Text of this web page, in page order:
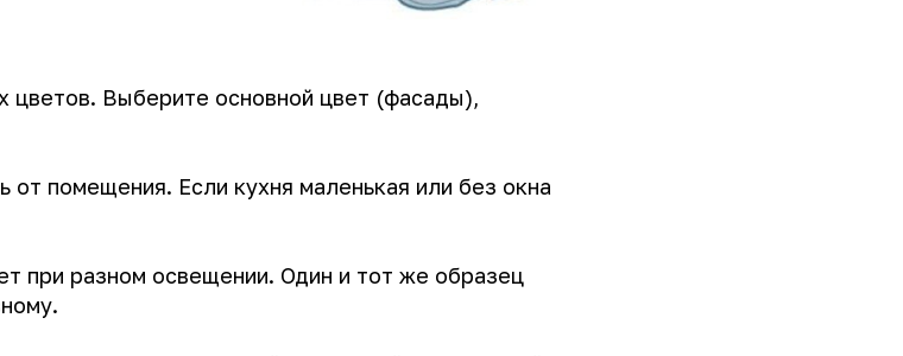
цветов. Выберите основной цвет (фасады),
от помещения. Если кухня маленькая или без окна
при разном освещении. Один и тот же образец